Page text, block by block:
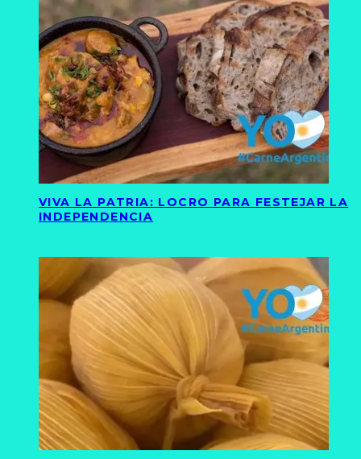
VIVA LA PATRIA: LOCRO PARA FESTEJAR LA
INDEPENDENCIA